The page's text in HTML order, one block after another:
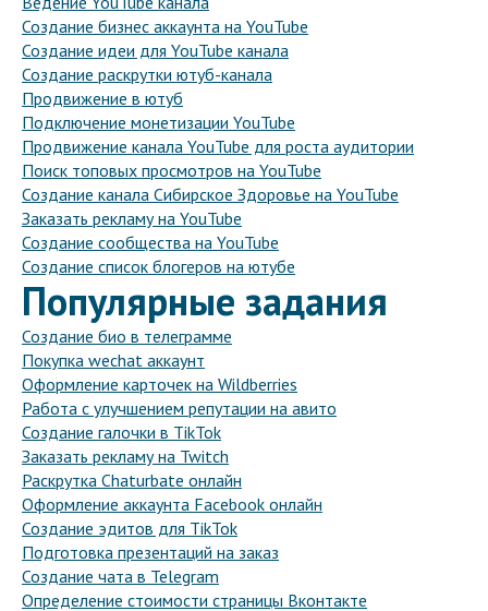
Создание бизнес аккаунта на YouTube
Создание идеи для YouTube канала
Создание раскрутки ютуб-канала
Продвижение в ютуб
Подключение монетизации YouTube
Продвижение канала YouTube для роста аудитории
Поиск топовых просмотров на YouTube
Создание канала Сибирское Здоровье на YouTube
Заказать рекламу на YouTube
Создание сообщества на YouTube
Создание список блогеров на ютубе
Популярные задания
Создание био в телеграмме
Покупка wechat аккаунт
Оформление карточек на Wildberries
Работа с улучшением репутации на авито
Создание галочки в TikTok
Заказать рекламу на Twitch
Раскрутка Chaturbate онлайн
Оформление аккаунта Facebook онлайн
Создание эдитов для TikTok
Подготовка презентаций на заказ
Создание чата в Telegram
Определение стоимости страницы Вконтакте